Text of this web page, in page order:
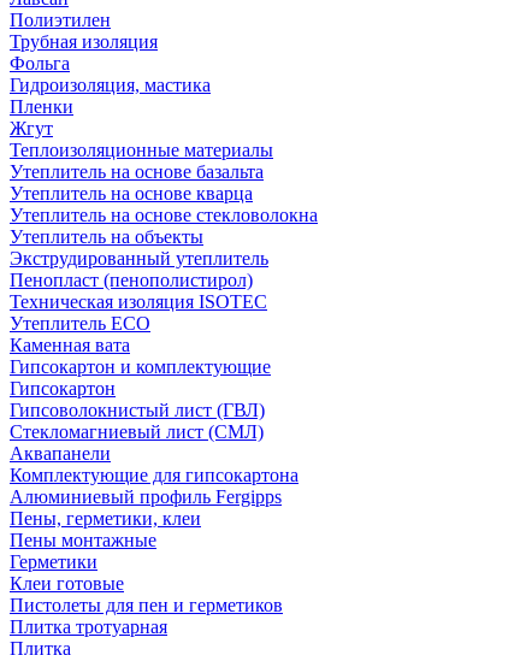
Полиэтилен
Трубная изоляция
Фольга
Гидроизоляция, мастика
Пленки
Жгут
Теплоизоляционные материалы
Утеплитель на основе базальта
Утеплитель на основе кварца
Утеплитель на основе стекловолокна
Утеплитель на объекты
Экструдированный утеплитель
Пенопласт (пенополистирол)
Техническая изоляция ISOTEC
Утеплитель ECO
Каменная вата
Гипсокартон и комплектующие
Гипсокартон
Гипсоволокнистый лист (ГВЛ)
Стекломагниевый лист (СМЛ)
Аквапанели
Комплектующие для гипсокартона
Алюминиевый профиль Fergipps
Пены, герметики, клеи
Пены монтажные
Герметики
Клеи готовые
Пистолеты для пен и герметиков
Плитка тротуарная
Плитка